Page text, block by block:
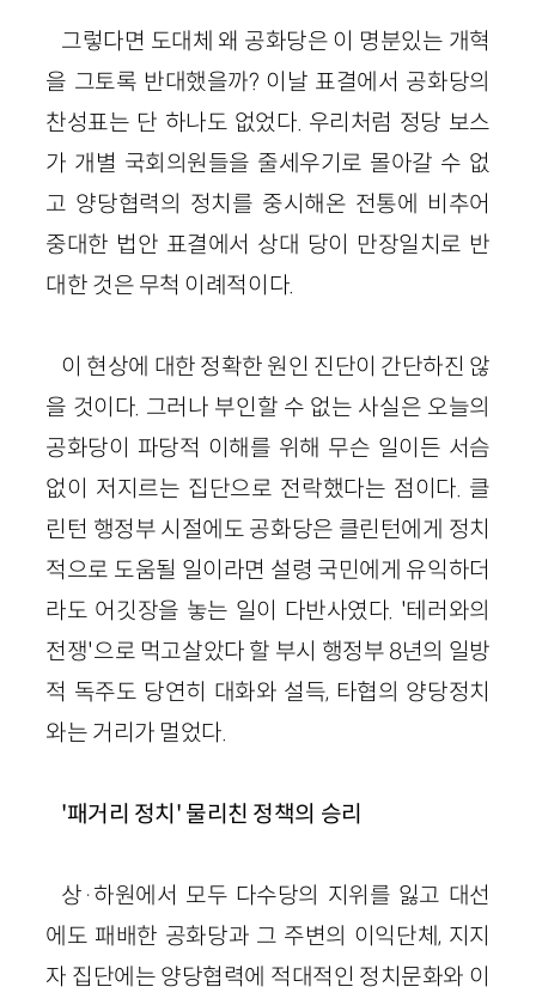
그렇다면 도대체 왜 공화당은 이 명분있는 개혁
을 그토록 반대했을까? 이날 표결에서 공화당의
찬성표는 단 하나도 없었다. 우리처럼 정당 보스
가 개별 국회의원들을 줄세우기로 몰아갈 수 없
고 양당협력의 정치를 중시해온 전통에 비추어
중대한 법안 표결에서 상대 당이 만장일치로 반
대한 것은 무척 이례적이다.
이 현상에 대한 정확한 원인 진단이 간단하진 않
을 것이다. 그러나 부인할 수 없는 사실은 오늘의
공화당이 파당적 이해를 위해 무슨 일이든 서슴
없이 저지르는 집단으로 전락했다는 점이다. 클
린턴 행정부 시절에도 공화당은 클린턴에게 정치
적으로 도움될 일이라면 설령 국민에게 유익하더
라도 어깃장을 놓는 일이 다반사였다. '테러와의
전쟁'으로 먹고살았다 할 부시 행정부 8년의 일방
적 독주도 당연히 대화와 설득, 타협의 양당정치
와는 거리가 멀었다.
'패거리 정치' 물리친 정책의 승리
상·하원에서 모두 다수당의 지위를 잃고 대선
에도 패배한 공화당과 그 주변의 이익단체, 지지
자 집단에는 양당협력에 적대적인 정치문화와 이